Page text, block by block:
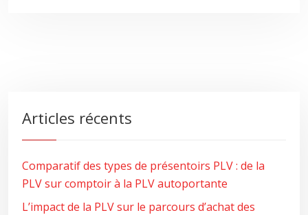
Articles récents
Comparatif des types de présentoirs PLV : de la
PLV sur comptoir à la PLV autoportante
L’impact de la PLV sur le parcours d’achat des